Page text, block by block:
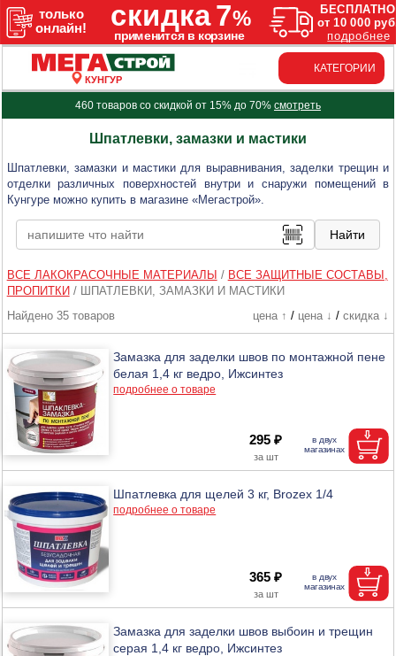
КУНГУР
КАТЕГОРИИ
460 товаров со скидкой от 15% до 70% смотреть
Шпатлевки, замазки и мастики
Шпатлевки, замазки и мастики для выравнивания, заделки трещин и
отделки различных поверхностей внутри и снаружи помещений в
Кунгуре можно купить в магазине «Мегастрой».
ВСЕ ЛАКОКРАСОЧНЫЕ МАТЕРИАЛЫ / ВСЕ ЗАЩИТНЫЕ СОСТАВЫ,
ПРОПИТКИ /
ШПАТЛЕВКИ, ЗАМАЗКИ И МАСТИКИ
Найдено 35 товаров
цена ↑ / цена ↓ / скидка ↓
Замазка для заделки швов по монтажной пене
белая 1,4 кг ведро, Ижсинтез
подробнее о товаре
295 ₽
Шпатлевка для щелей 3 кг, Brozex 1/4
подробнее о товаре
365 ₽
Замазка для заделки швов выбоин и трещин
серая 1,4 кг ведро, Ижсинтез